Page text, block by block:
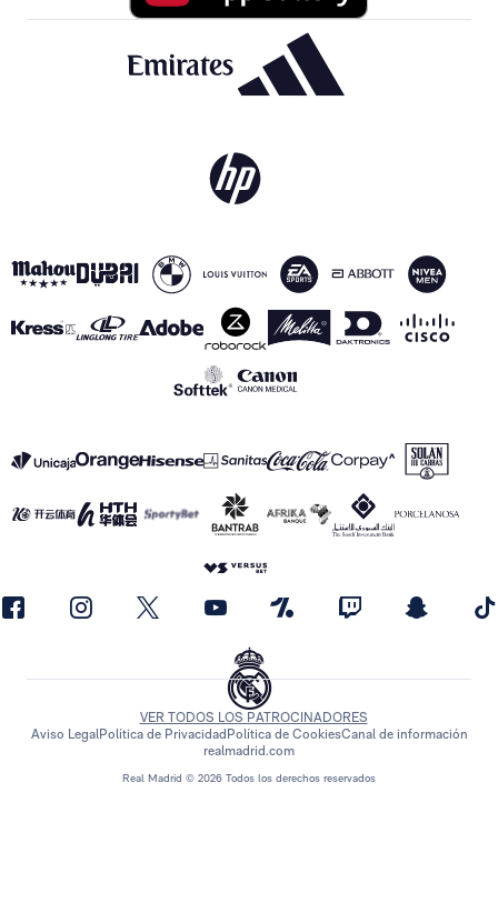
Real Madrid © 2026 Todos los derechos reservados
VER TODOS LOS PATROCINADORES
Aviso LegalPolítica de PrivacidadPolítica de CookiesCanal de información
realmadrid.com